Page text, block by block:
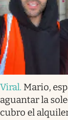
Viral. Mario,
aguantar la
cubro el